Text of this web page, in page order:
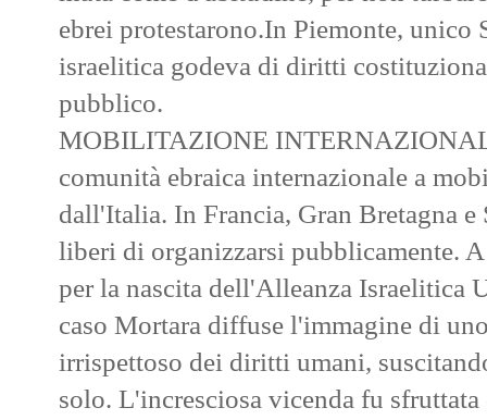
ebrei protestarono.In Piemonte, unico
israelitica godeva di diritti
pubblico.
MOBILITAZIONE
comunità ebraica internazionale a
dall'Italia. In Francia, Gran Bretagna
liberi di organizzarsi pubblicamente.
per la nascita dell'Alleanza
caso Mortara diffuse l'immagine di
irrispettoso dei diritti umani,
solo. L'incresciosa vicenda fu